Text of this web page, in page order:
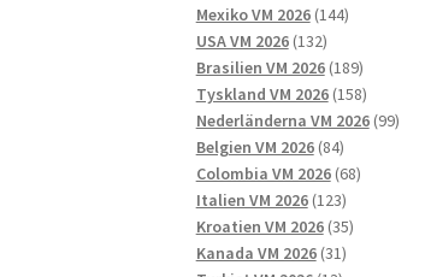
Mexiko VM 2026 144144
USA VM 2026 132132
produkter
Brasilien VM 2026 189189
produkter
Tyskland VM 2026 158158
produkter
Nederländerna VM 2026 9999
Belgien VM 2026 8484
produkter
Colombia VM 2026 6868
Italien VM 2026 123123
produkter
Kroatien VM 2026 3535
Kanada VM 2026 3131